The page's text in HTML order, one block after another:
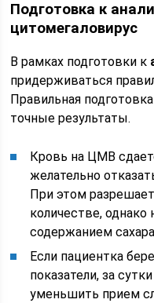
Подготовка к
цитомегаловирус
В рамках подготовки к
придерживаться
Правильная
точные результаты.
Кровь на ЦМВ
желательно
При этом
количестве, однако
содержанием
Если пациентка
показатели, за
уменьшить прием